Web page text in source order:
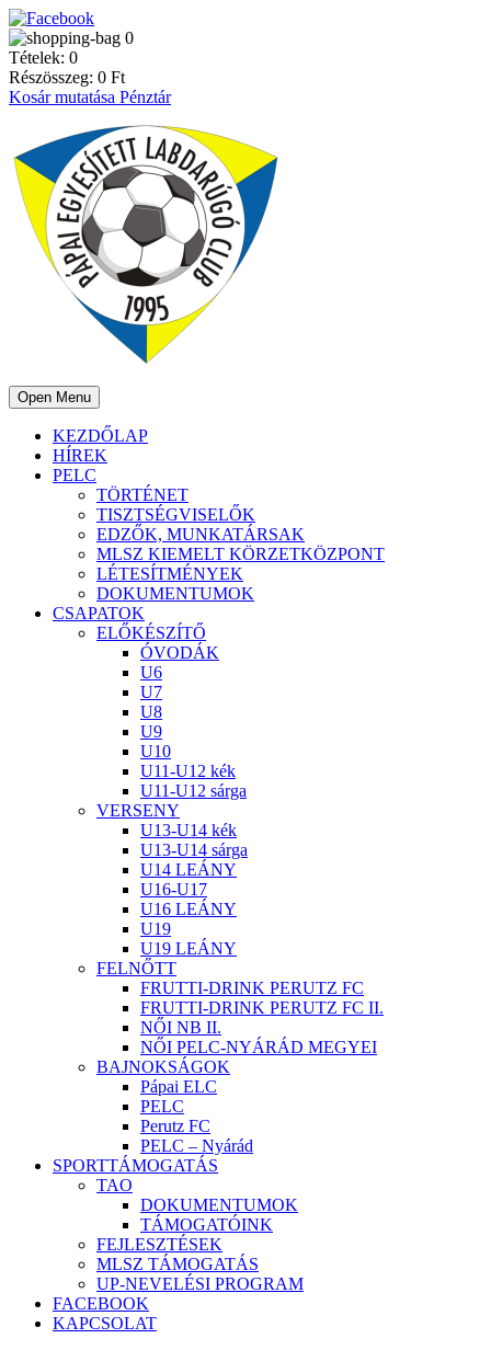
0
Tételek: 0
Részösszeg: 0 Ft
Kosár mutatása Pénztár
Open Menu
KEZDŐLAP
HÍREK
PELC
TÖRTÉNET
TISZTSÉGVISELŐK
EDZŐK, MUNKATÁRSAK
MLSZ KIEMELT KÖRZETKÖZPONT
LÉTESÍTMÉNYEK
DOKUMENTUMOK
CSAPATOK
ELŐKÉSZÍTŐ
ÓVODÁK
U6
U7
U8
U9
U10
U11-U12 kék
U11-U12 sárga
VERSENY
U13-U14 kék
U13-U14 sárga
U14 LEÁNY
U16-U17
U16 LEÁNY
U19
U19 LEÁNY
FELNŐTT
FRUTTI-DRINK PERUTZ FC
FRUTTI-DRINK PERUTZ FC II.
NŐI NB II.
NŐI PELC-NYÁRÁD MEGYEI
BAJNOKSÁGOK
Pápai ELC
PELC
Perutz FC
PELC – Nyárád
SPORTTÁMOGATÁS
TAO
DOKUMENTUMOK
TÁMOGATÓINK
FEJLESZTÉSEK
MLSZ TÁMOGATÁS
UP-NEVELÉSI PROGRAM
FACEBOOK
KAPCSOLAT